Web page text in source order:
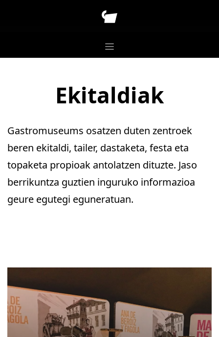
Ekitaldiak
Gastromuseums osatzen duten zentroek
beren ekitaldi, tailer, dastaketa, festa eta
topaketa propioak antolatzen dituzte. Jaso
berrikuntza guztien inguruko informazioa
geure egutegi eguneratuan.